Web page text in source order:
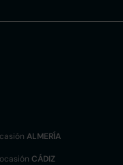
ALMERÍA
CÁDIZ